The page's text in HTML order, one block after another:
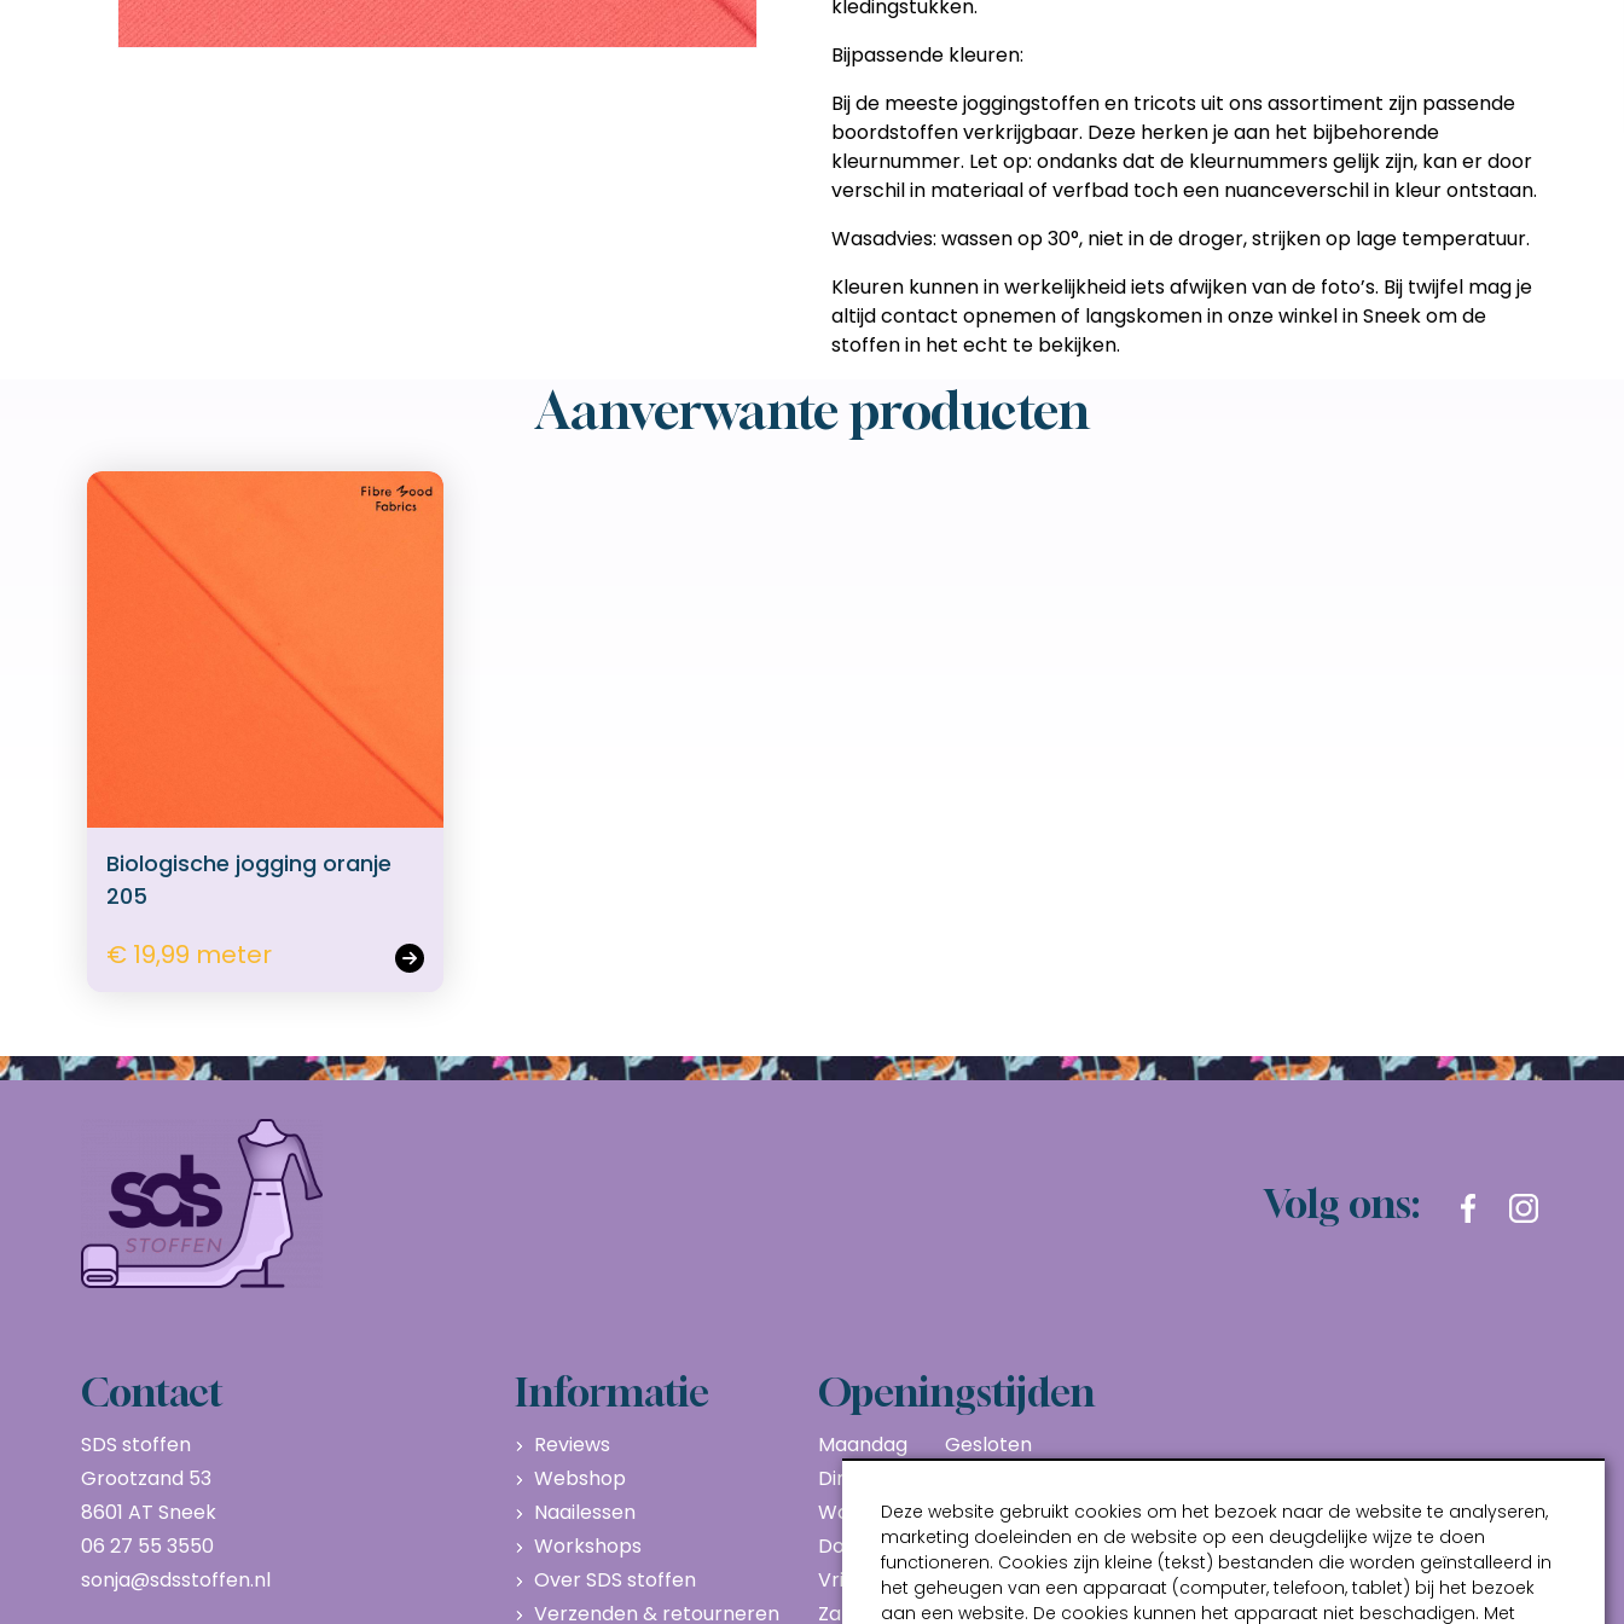
kledingstukken.
Bijpassende kleuren:
Bij de meeste joggingstoffen en tricots uit ons assortiment zijn passende
boordstoffen verkrijgbaar. Deze herken je aan het bijbehorende
kleurnummer. Let op: ondanks dat de kleurnummers gelijk zijn, kan er door
verschil in materiaal of verfbad toch een nuanceverschil in kleur ontstaan.
Wasadvies: wassen op 30°, niet in de droger, strijken op lage temperatuur.
Kleuren kunnen in werkelijkheid iets afwijken van de foto’s. Bij twijfel mag je
altijd contact opnemen of langskomen in onze winkel in Sneek om de
stoffen in het echt te bekijken.
Aanverwante producten
Biologische jogging oranje
205
€ 19,99 meter
Volg ons:
Contact
SDS stoffen
Grootzand 53
8601 AT Sneek
06 27 55 3550
sonja@sdsstoffen.nl
Informatie
Reviews
Webshop
Naailessen
Workshops
Over SDS stoffen
Verzenden & retourneren
Openingstijden
Maandag
Gesloten
Dinsdag
Woensdag
10:00 - 17:00
Donderdag
10:00 - 17:00
Vrijdag
10:00 - 17:00
Zaterdag
10:00 - 17:00
Deze website gebruikt cookies om het bezoek naar de website te analyseren,
marketing doeleinden en de website op een deugdelijke wijze te doen
functioneren. Cookies zijn kleine (tekst) bestanden die worden geïnstalleerd in
het geheugen van een apparaat (computer, telefoon, tablet) bij het bezoek
aan een website. De cookies kunnen het apparaat niet beschadigen. Met